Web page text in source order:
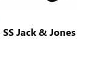
Jack & Jones